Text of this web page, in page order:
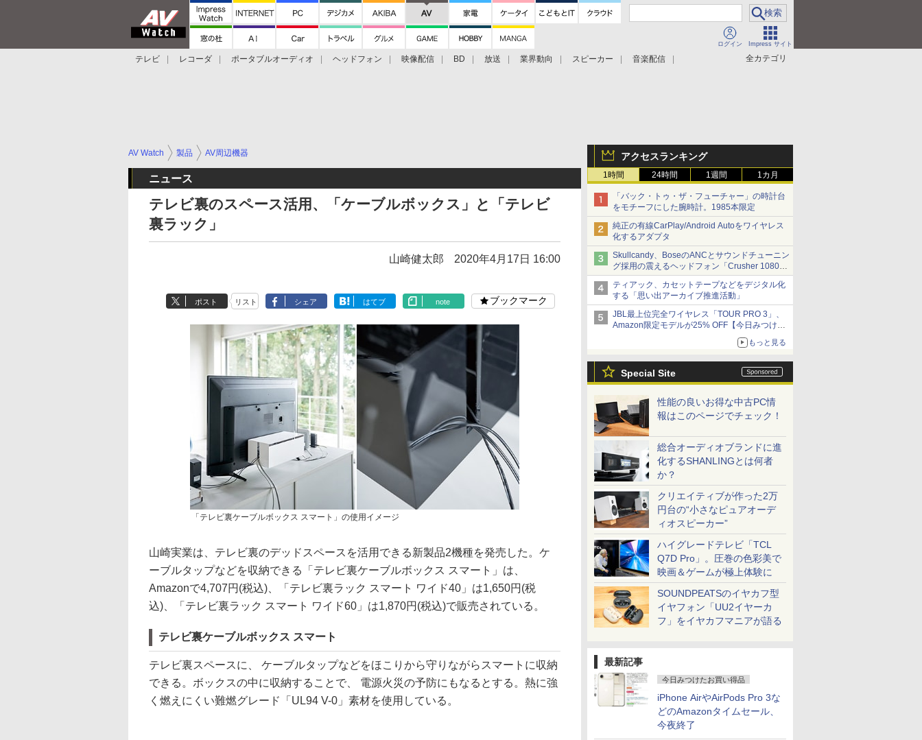
ログイン Impress サイト
全カテゴリ
テレビ レコーダ ポータブルオーディオ ヘッドフォン 映像配信 BD 放送 業界動向 スピーカー
音楽配信
アクセスランキング
1時間 24時間 1週間 1カ月
「バック・トゥ・ザ・フューチャー」の時計台
をモチーフにした腕時計。1985本限定
純正の有線CarPlay/Android Autoをワイヤレス
化するアダプタ
Skullcandy、BoseのANCとサウンドチューニン
グ採用の震えるヘッドフォン「Crusher 1080
ANC」
ティアック、カセットテープなどをデジタル化
する「思い出アーカイブ推進活動」
JBL最上位完全ワイヤレス「TOUR PRO 3」、
Amazon限定モデルが25% OFF【今日みつけた
もっと見る
Special Site
性能の良いお得な中古PC情
報はこのページでチェック！
総合オーディオブランドに進
化するSHANLINGとは何者
か？
クリエイティブが作った2万
円台の“小さなピュアオーデ
ィオスピーカー”
ハイグレードテレビ「TCL
Q7D Pro」。圧巻の色彩美で
映画＆ゲームが極上体験に
SOUNDPEATSのイヤカフ型
イヤフォン「UU2イヤーカ
フ」をイヤカフマニアが語る
最新記事
今日みつけたお買い得品
iPhone AirやAirPods Pro 3な
どのAmazonタイムセール、
今夜終了
AV Watch 製品 AV周辺機器
ニュース
テレビ裏のスペース活用、「ケーブルボックス」と「テレビ
裏ラック」
山崎健太郎 2020年4月17日 16:00
ポスト リスト シェア はてブ note ブックマーク
「テレビ裏ケーブルボックス スマート」の使用イメージ
山崎実業は、テレビ裏のデッドスペースを活用できる新製品2機種を発売した。ケ
ーブルタップなどを収納できる「テレビ裏ケーブルボックス スマート」は、
Amazonで4,707円(税込)、「テレビ裏ラック スマート ワイド40」は1,650円(税
込)、「テレビ裏ラック スマート ワイド60」は1,870円(税込)で販売されている。
テレビ裏ケーブルボックス スマート
テレビ裏スペースに、 ケーブルタップなどをほこりから守りながらスマートに収納
できる。ボックスの中に収納することで、 電源火災の予防にもなるとする。熱に強
く燃えにくい難燃グレード「UL94 V-0」素材を使用している。